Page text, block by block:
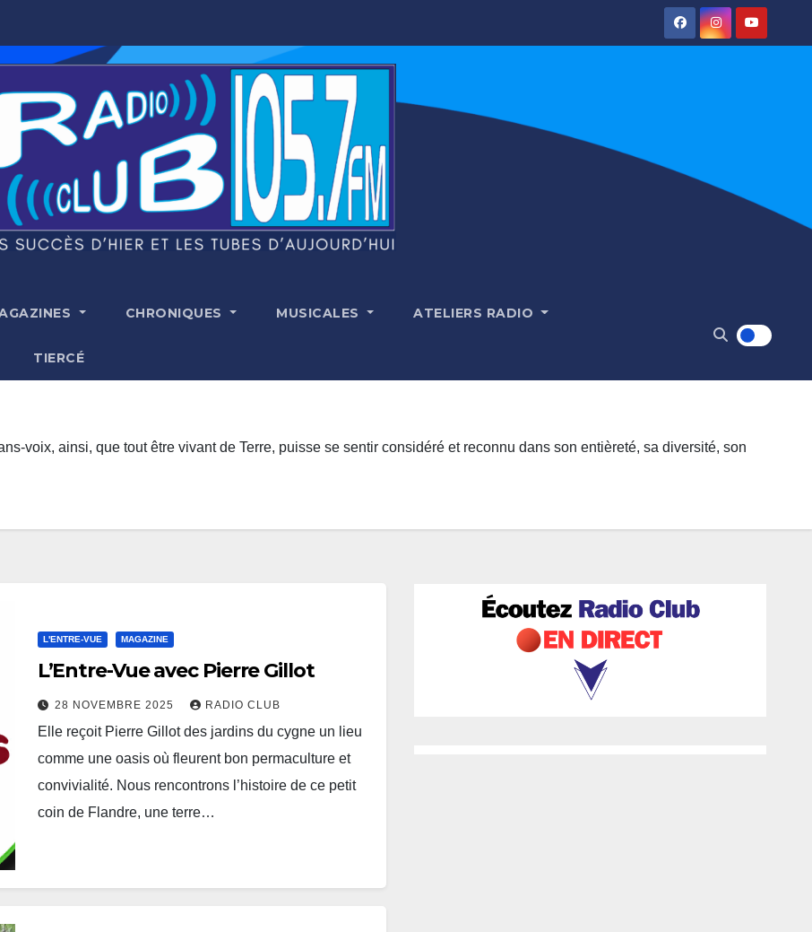
CHRONIQUES MUSICALES ATELIERS RADIO
TIERCÉ
voix, ainsi, que tout être vivant de Terre, puisse se sentir considéré et reconnu dans son entièreté, sa diversité, son
L'ENTRE-VUE MAGAZINE
L’Entre-Vue avec Pierre Gillot
28 NOVEMBRE 2025 RADIO CLUB
Elle reçoit Pierre Gillot des jardins du cygne un lieu
comme une oasis où fleurent bon permaculture et
convivialité. Nous rencontrons l’histoire de ce petit
coin de Flandre, une terre…